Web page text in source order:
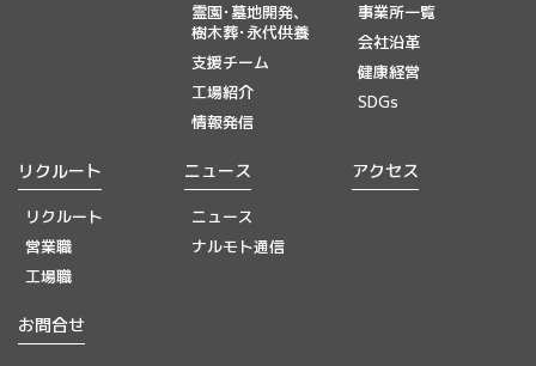
霊園･墓地開発、
樹木葬･永代供養
支援チーム
工場紹介
情報発信
事業所一覧
会社沿革
健康経営
SDGs
リクルート
リクルート
営業職
工場職
ニュース
ニュース
ナルモト通信
アクセス
お問合せ